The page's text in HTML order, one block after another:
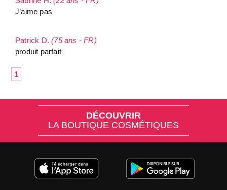
J’aime pas
Patrick D.(75 ans - FR)
produit parfait
1
DÉCOUVRIR
LA BOUTIQUE COSMÉTIQUES